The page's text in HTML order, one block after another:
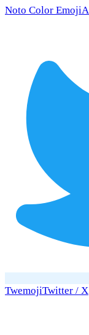
Noto Color Emoji
TwemojiTwitter / X